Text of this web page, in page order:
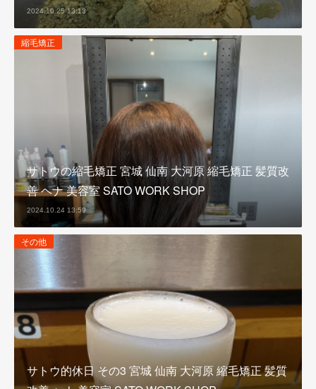
2024.10.25 13:13
縮毛矯正
サトウの縮毛矯正 宮城 仙南 大河原 縮毛矯正 髪質改
善 ヘナ 美容室 SATO WORK SHOP
2024.10.24 13:59
その他
サトウ的休日 その3 宮城 仙南 大河原 縮毛矯正 髪質